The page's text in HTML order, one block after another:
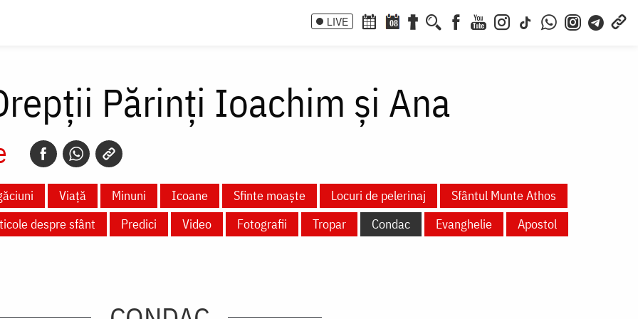
LIVE 08
Părinți Ioachim și Ana
Viață Minuni Icoane Sfinte moaște Locuri de pelerinaj
Sfântul Munte Athos
despre sfânt Predici Video Fotografii Tropar Condac Evanghelie Apostol